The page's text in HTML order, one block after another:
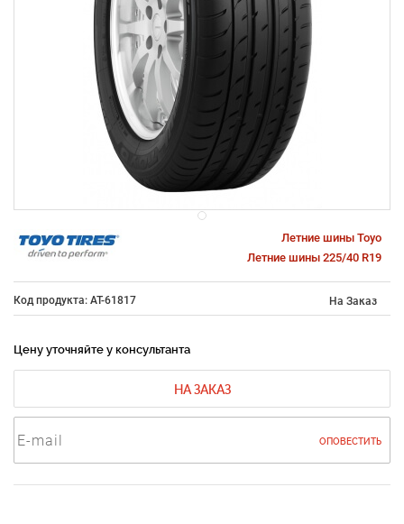
Летние шины Toyo
Летние шины 225/40 R19
Код продукта: AT-61817 На Заказ
Цену уточняйте у консультанта
НА ЗАКАЗ
ОПОВЕСТИТЬ